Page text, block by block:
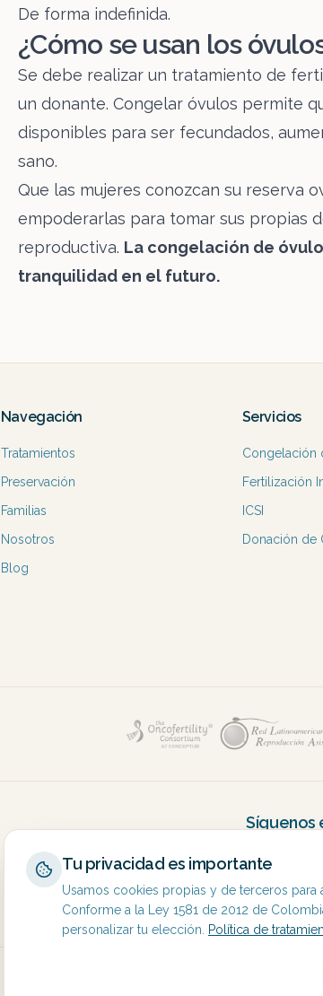
De forma indefinida.
¿Cómo se usan los
Se debe realizar un tratamiento de
un donante. Congelar óvulos permite
disponibles para ser fecundados,
sano.
Que las mujeres conozcan su reserva
empoderarlas para tomar sus propias
reproductiva. La congelación de
tranquilidad en el futuro.
Navegación
Tratamientos
Preservación
Familias
Nosotros
Blog
Servicios
Congelación
Fertilización
ICSI
Donación de
Síguenos
Conceptum - Unidad de
Tu privacidad es importante
Usamos cookies propias y de terceros para
Conforme a la Ley 1581 de 2012 de
personalizar tu elección.
Política de